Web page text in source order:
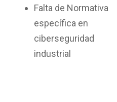
Falta de Normativa
específica en
ciberseguridad
industrial